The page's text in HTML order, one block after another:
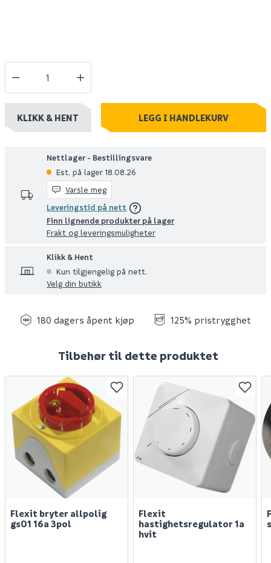
KLIKK & HENT LEGG I HANDLEKURV
Nettlager - Bestillingsvare
Est. på lager 18.08.26
Varsle meg
Leveringstid på nett
Finn lignende produkter på lager
Frakt og leveringsmuligheter
Klikk & Hent
Kun tilgjengelig på nett.
Velg din butikk
180 dagers åpent kjøp 125% pristrygghet
Tilbehør til dette produktet
Flexit bryter allpolig
gs01 16a 3pol
Flexit
hastighetsregulator 1a
hvit